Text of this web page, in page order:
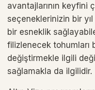
avantajlarının keyfini
seçeneklerinizin bir
bir esneklik
filizlenecek tohumları
değiştirmekle ilgili
sağlamakla da ilgilidir.